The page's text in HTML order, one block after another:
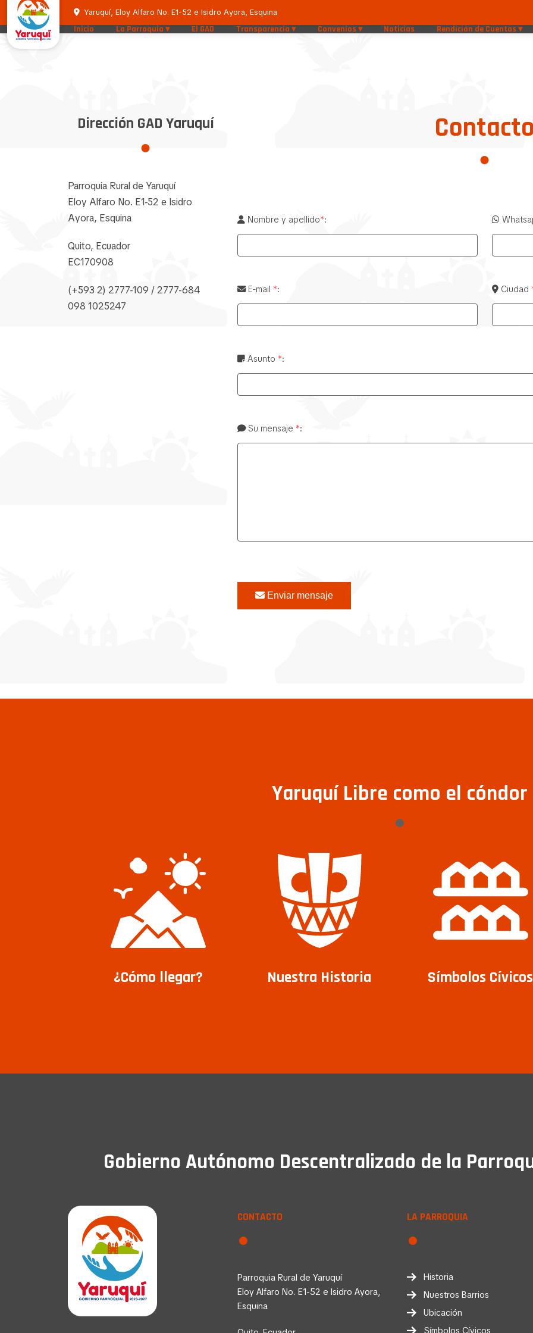
Yaruquí, Eloy Alfaro No. E1-52 e Isidro Ayora, Esquina
Inicio La Parroquia El GAD Transparencia Convenios Noticias Rendición de Cuentas
Dirección GAD Yaruquí
Parroquia Rural de Yaruquí
Eloy Alfaro No. E1-52 e Isidro
Ayora, Esquina
Quito, Ecuador
EC170908
(+593 2) 2777-109 / 2777-684
098 1025247
Nombre y apellido*:
E-mail *: Ciudad
Asunto *:
Su mensaje *:
Enviar mensaje
Yaruquí Libre como el cóndor
¿Cómo llegar? Nuestra Historia Símbolos Cívicos
Gobierno Autónomo Descentralizado de la
CONTACTO
Parroquia Rural de Yaruquí
Eloy Alfaro No. E1-52 e Isidro Ayora,
Esquina
LA PARROQUIA
Historia
Nuestros Barrios
Ubicación
Símbolos Cívicos